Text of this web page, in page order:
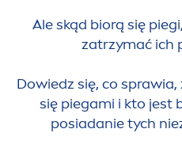
Ale skąd biorą się
zatrzymać ich
Dowiedz się, co
się piegami i kto jest
posiadanie tych